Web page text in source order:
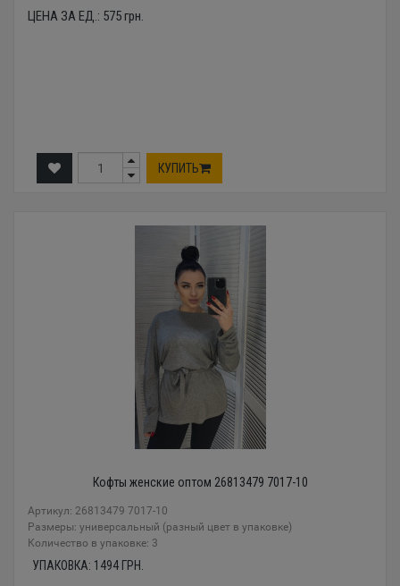
ЦЕНА ЗА ЕД.: 575грн.
КУПИТЬ
Кофты женские оптом 26813479 7017-10
Артикул: 26813479 7017-10
Размеры: универсальный (разный цвет в упаковке)
Количество в упаковке: 3
УПАКОВКА: 1494 ГРН.